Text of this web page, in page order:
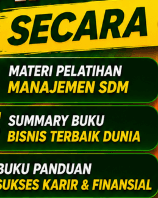
lama agar habit yang sudah
yang permanen ya Kang?
Keuangan+Akuntansi
are closed.